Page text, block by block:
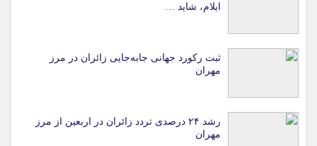
ایلام، شاید …
ثبت رکورد جهانی جابه‌جایی زائران در مرز
مهران
رشد ۲۴ درصدی تردد زائران در اربعین از مرز
مهران